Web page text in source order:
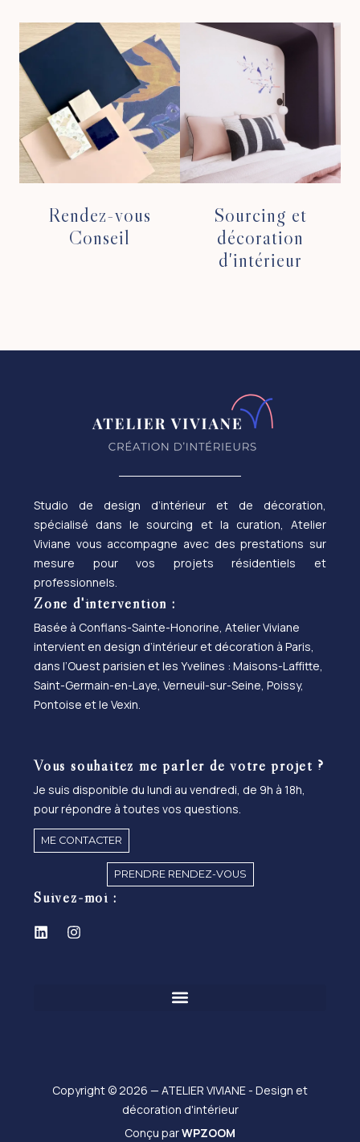
Rendez-vous
Conseil
Sourcing et
décoration
d'intérieur
Studio de design d’intérieur et de décoration,
spécialisé dans le sourcing et la curation, Atelier
Viviane vous accompagne avec des prestations sur
mesure pour vos projets résidentiels et
professionnels.
Zone d'intervention :
Basée à Conflans-Sainte-Honorine, Atelier Viviane
intervient en design d’intérieur et décoration à Paris,
dans l’Ouest parisien et les Yvelines : Maisons-Laffitte,
Saint-Germain-en-Laye, Verneuil-sur-Seine, Poissy,
Pontoise et le Vexin.
Vous souhaitez me parler de votre projet ?
Je suis disponible du lundi au vendredi, de 9h à 18h,
pour répondre à toutes vos questions.
ME CONTACTER
PRENDRE RENDEZ-VOUS
Suivez-moi :
Copyright © 2026 — ATELIER VIVIANE - Design et
décoration d'intérieur
Conçu parWPZOOM